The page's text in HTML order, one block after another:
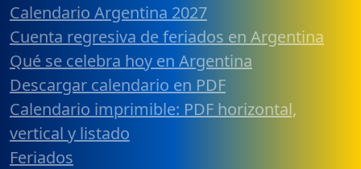
Calendario Argentina 2027
Cuenta regresiva de feriados en Argentina
Qué se celebra hoy en Argentina
Descargar calendario en PDF
Calendario imprimible: PDF horizontal,
vertical y listado
Feriados